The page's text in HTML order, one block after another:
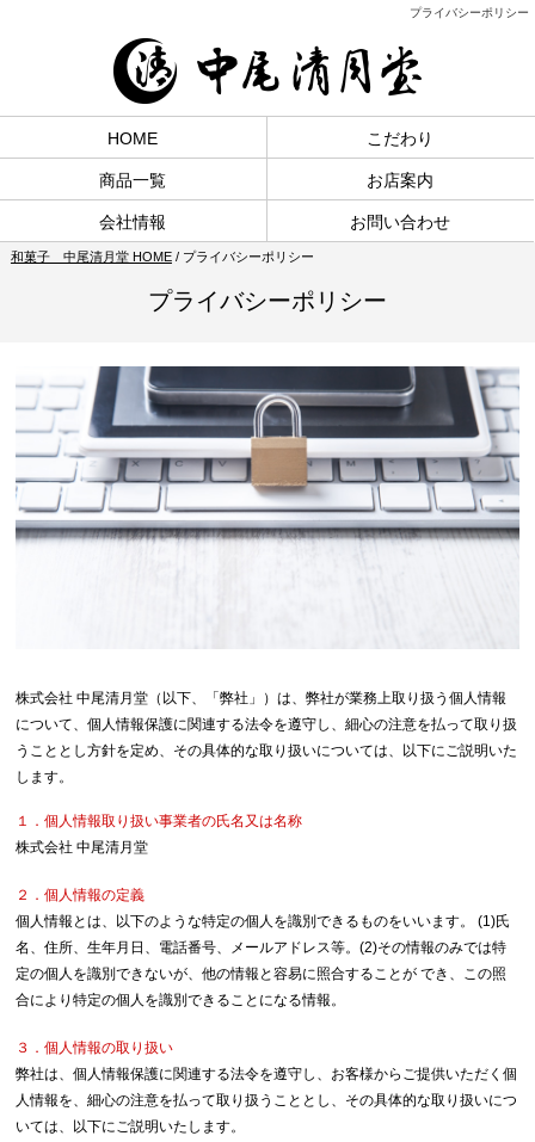
プライバシーポリシー
HOME こだわり
商品一覧 お店案内
会社情報 お問い合わせ
和菓子 中尾清月堂 HOME/ プライバシーポリシー
プライバシーポリシー
株式会社 中尾清月堂（以下、「弊社」）は、弊社が業務上取り扱う個人情報
について、個人情報保護に関連する法令を遵守し、細心の注意を払って取り扱
うこととし方針を定め、その具体的な取り扱いについては、以下にご説明いた
します。
１．個人情報取り扱い事業者の氏名又は名称
株式会社 中尾清月堂
２．個人情報の定義
個人情報とは、以下のような特定の個人を識別できるものをいいます。 (1)氏
名、住所、生年月日、電話番号、メールアドレス等。(2)その情報のみでは特
定の個人を識別できないが、他の情報と容易に照合することが でき、この照
合により特定の個人を識別できることになる情報。
３．個人情報の取り扱い
弊社は、個人情報保護に関連する法令を遵守し、お客様からご提供いただく個
人情報を、細心の注意を払って取り扱うこととし、その具体的な取り扱いにつ
いては、以下にご説明いたします。